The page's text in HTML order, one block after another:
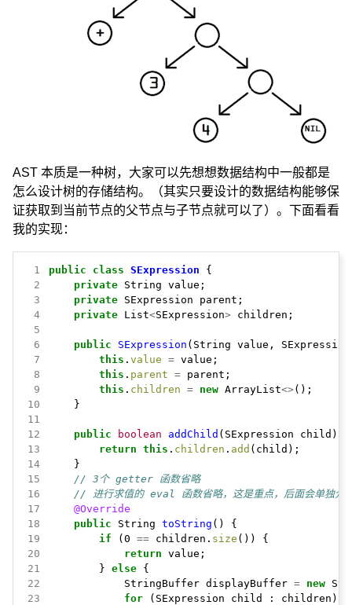
AST 本质是一种树，大家可以先想想数据结构中一般都是
怎么设计树的存储结构。（其实只要设计的数据结构能够保
证获取到当前节点的父节点与子节点就可以了）。下面看看
我的实现：
1 public class SExpression
{
2
private String value;
3
private SExpression
parent;
4
private List<SExpression>
children;
5
6
public SExpression (String value,
SExpression
7
this . value = value;
8
this . parent =
parent;
9
this . children = new ArrayList<> ();
10
}
11
12
public boolean addChild (SExpression child)
13
return this . children . add (child);
14
}
15
// 3个 getter 函数省略
16
// 进行求值的 eval 函数省略，这是重点，后面会单独介
17
@Override
18
public String toString ()
{
19
if (0 == children. size ())
{
20
return value;
21
} else
{
22
StringBuffer displayBuffer = new
23
for (SExpression child : children)